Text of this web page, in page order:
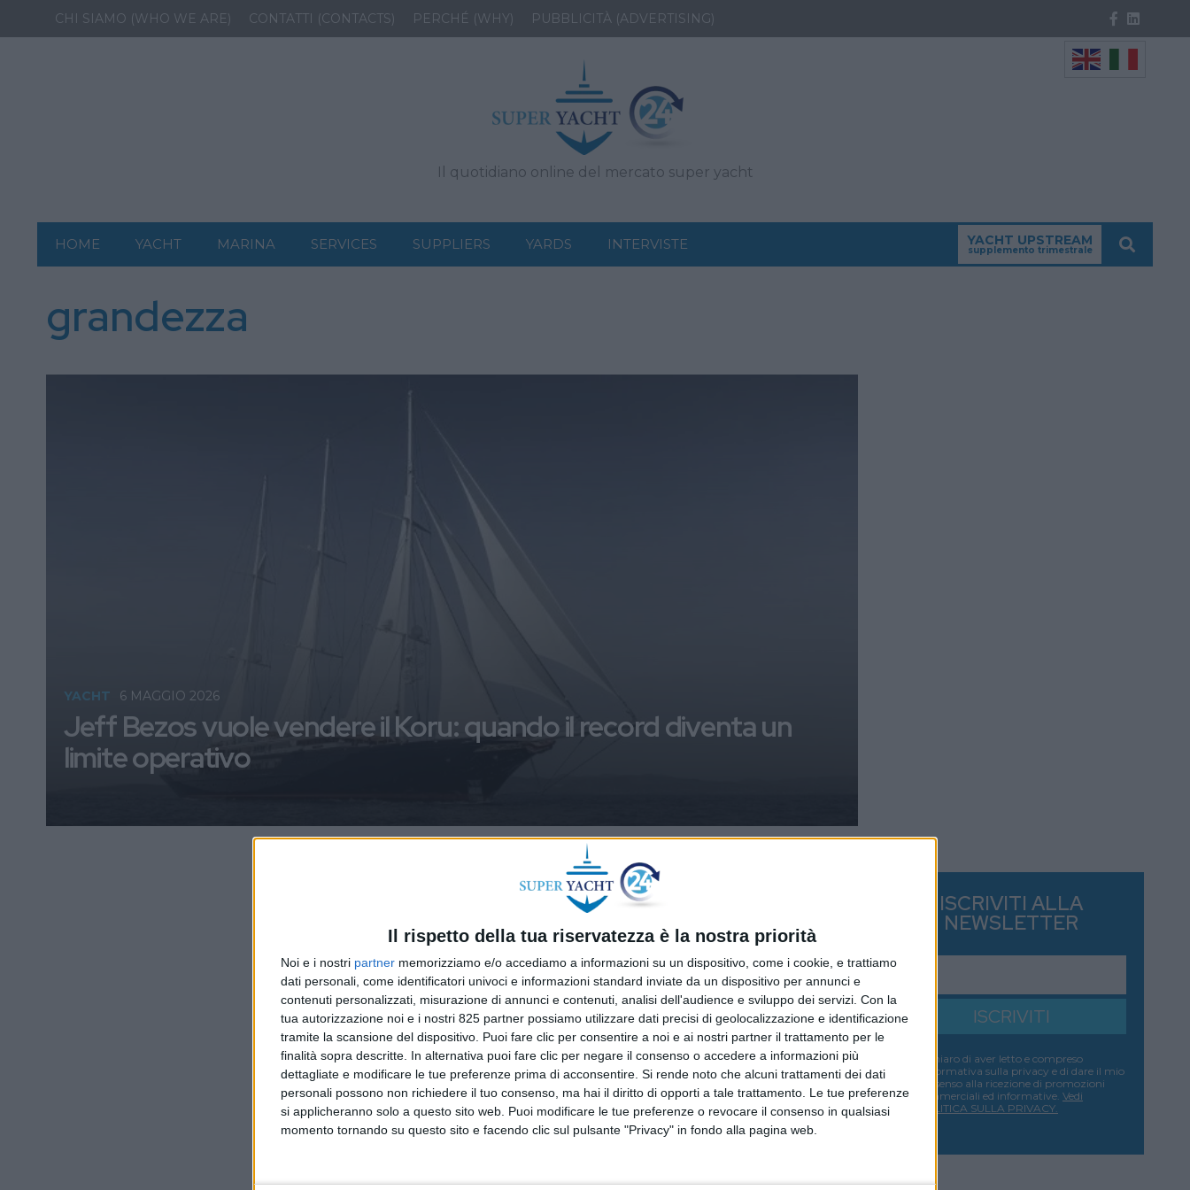
Il rispetto della tua riservatezza è la nostra priorità
Noi e i nostri partner memorizziamo e/o accediamo a informazioni su un dispositivo, come i cookie, e trattiamo
dati personali, come identificatori univoci e informazioni standard inviate da un dispositivo per annunci e
contenuti personalizzati, misurazione di annunci e contenuti, analisi dell'audience e sviluppo dei servizi. Con la
tua autorizzazione noi e i nostri 825 partner possiamo utilizzare dati precisi di geolocalizzazione e identificazione
tramite la scansione del dispositivo. Puoi fare clic per consentire a noi e ai nostri partner il trattamento per le
finalità sopra descritte. In alternativa puoi fare clic per negare il consenso o accedere a informazioni più
dettagliate e modificare le tue preferenze prima di acconsentire. Si rende noto che alcuni trattamenti dei dati
personali possono non richiedere il tuo consenso, ma hai il diritto di opporti a tale trattamento. Le tue preferenze
si applicheranno solo a questo sito web. Puoi modificare le tue preferenze o revocare il consenso in qualsiasi
momento tornando su questo sito e facendo clic sul pulsante "Privacy" in fondo alla pagina web.
CHI SIAMO (WHO WE ARE) CONTATTI (CONTACTS) PERCHÉ (WHY) PUBBLICITÀ (ADVERTISING)
Il quotidiano online del mercato super yacht
HOME YACHT MARINA SERVICES SUPPLIERS YARDS INTERVISTE YACHT UPSTREAM
supplemento trimestrale
grandezza
Jeff Bezos vuole vendere il Koru: quando il record diventa un
limite operativo
YACHT 6 MAGGIO 2026
ISCRIVITI ALLA
NEWSLETTER
ISCRIVITI
Dichiaro di aver letto e compreso
l'informativa sulla privacy e di dare il mio
consenso alla ricezione di promozioni
commerciali ed informative. Vedi
POLITICA SULLA PRIVACY.